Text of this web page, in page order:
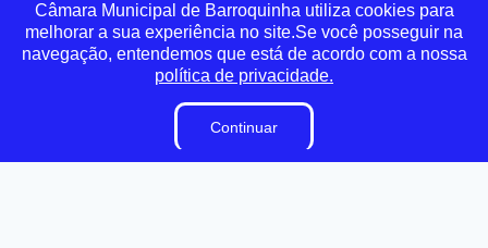
Estagiários
Perguntas e Respostas
Sigilo de Documentos
Fiscal de Contrato
Câmara Municipal de Barroquinha utiliza cookies para
melhorar a sua experiência no site.Se você posseguir na
navegação, entendemos que está de acordo com a nossa
política de privacidade.
Continuar